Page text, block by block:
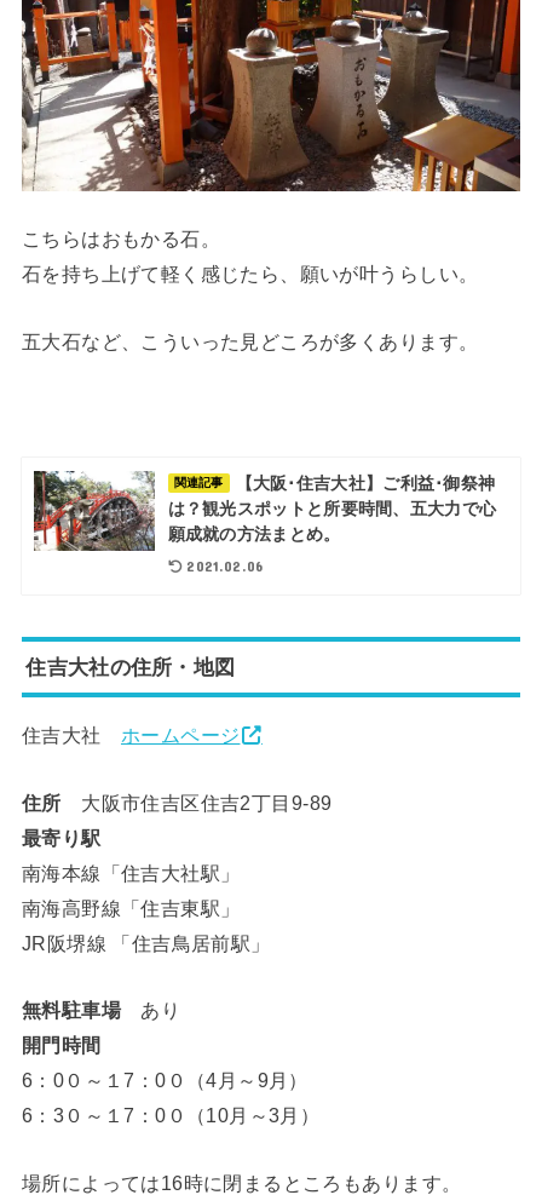
こちらはおもかる石。
石を持ち上げて軽く感じたら、願いが叶うらしい。
五大石など、こういった見どころが多くあります。
関連記事
【大阪･住吉大社】ご利益･御祭神
は？観光スポットと所要時間、五大力で心
願成就の方法まとめ。
2021.02.06
住吉大社の住所・地図
住吉大社 ホームページ
住所 大阪市住吉区住吉2丁目9-89
最寄り駅
南海本線「住吉大社駅」
南海高野線「住吉東駅」
JR阪堺線
「住吉鳥居前駅 」
無料駐車場 あり
開門時間
6：0０～１7：0０（4月～9月）
6：3０～１7：0０（10月～3月）
場所によっては16時に閉まるところもあります。